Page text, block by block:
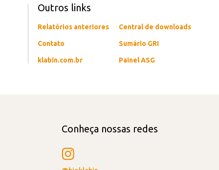
cresceu 6%, atingindo R$
aumento das vendas de
agregado e
Outros links
Relatórios anteriores
Contato
klabin.com.br
Central de downloads
Sumário GRI
Painel ASG
Conheça nossas redes